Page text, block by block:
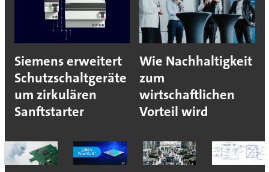
Siemens erweitert
Schutzschaltgeräte
um zirkulären
Sanftstarter
Wie Nachhaltigkeit
zum
wirtschaftlichen
Vorteil wird